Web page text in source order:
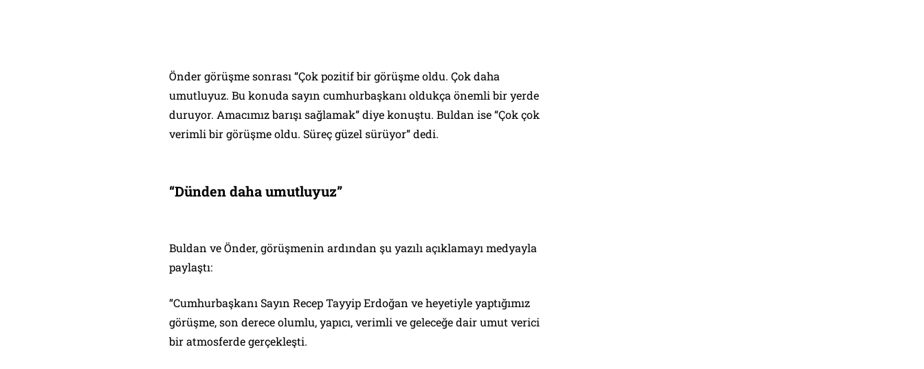
Önder görüşme sonrası “Çok pozitif bir görüşme oldu. Çok daha
umutluyuz. Bu konuda sayın cumhurbaşkanı oldukça önemli bir yerde
duruyor. Amacımız barışı sağlamak” diye konuştu. Buldan ise “Çok çok
verimli bir görüşme oldu. Süreç güzel sürüyor” dedi.
“Dünden daha umutluyuz”
Buldan ve Önder, görüşmenin ardından şu yazılı açıklamayı medyayla
paylaştı:
“Cumhurbaşkanı Sayın Recep Tayyip Erdoğan ve heyetiyle yaptığımız
görüşme, son derece olumlu, yapıcı, verimli ve geleceğe dair umut verici
bir atmosferde gerçekleşti.